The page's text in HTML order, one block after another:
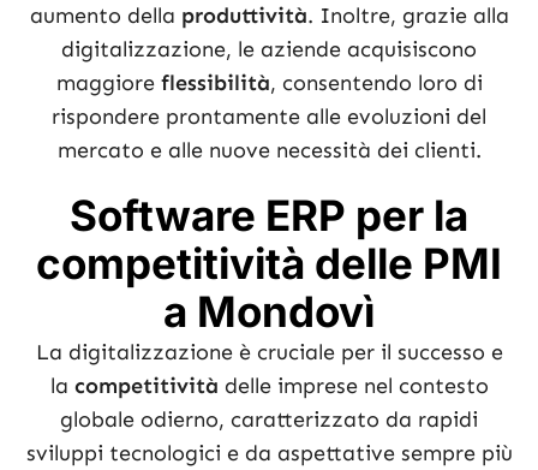
aumento della produttività. Inoltre, grazie alla
digitalizzazione, le aziende acquisiscono
maggiore flessibilità, consentendo loro di
rispondere prontamente alle evoluzioni del
mercato e alle nuove necessità dei clienti.
Software ERP per la
competitività delle PMI
a Mondovì
La digitalizzazione è cruciale per il successo e
la competitività delle imprese nel contesto
globale odierno, caratterizzato da rapidi
sviluppi tecnologici e da aspettative sempre più